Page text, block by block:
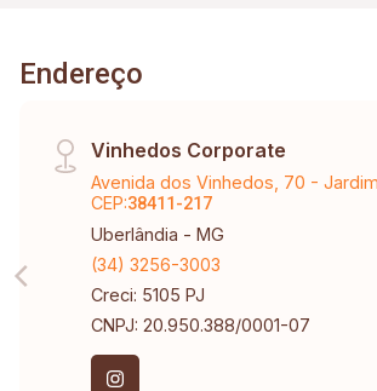
Endereço
Vinhedos Corporate
Avenida dos Vinhedos, 70 - Jardim
CEP:38411-217
Uberlândia - MG
(34) 3256-3003
Creci: 5105 PJ
CNPJ: 20.950.388/0001-07